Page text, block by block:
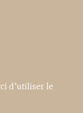
d’utiliser le